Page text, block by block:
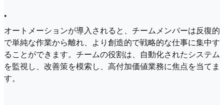
•
オートメーションが導入されると、チームメンバーは反復的
で単純な作業から離れ、より創造的で戦略的な仕事に集中す
ることができます。チームの役割は、自動化されたシステム
を監視し、改善策を模索し、高付加価値業務に焦点を当てま
す。